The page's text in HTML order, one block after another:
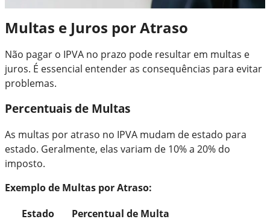
Multas e Juros por Atraso
Não pagar o IPVA no prazo pode resultar em multas e
juros. É essencial entender as consequências para evitar
problemas.
Percentuais de Multas
As multas por atraso no IPVA mudam de estado para
estado. Geralmente, elas variam de 10% a 20% do
imposto.
Exemplo de Multas por Atraso:
Estado
Percentual de Multa